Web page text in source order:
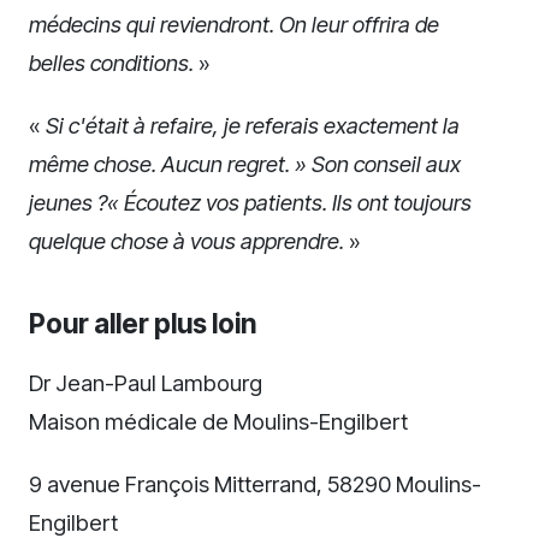
médecins qui reviendront. On leur offrira de
belles conditions. »
« Si c'était à refaire, je referais exactement la
même chose. Aucun regret. » Son conseil aux
jeunes ?« Écoutez vos patients. Ils ont toujours
quelque chose à vous apprendre. »
Pour aller plus loin
Dr Jean-Paul Lambourg
Maison médicale de Moulins-Engilbert
9 avenue François Mitterrand, 58290 Moulins-
Engilbert